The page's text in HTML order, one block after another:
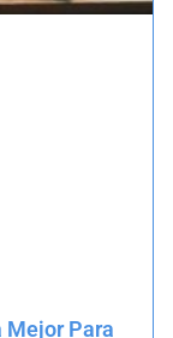
Mejor Para